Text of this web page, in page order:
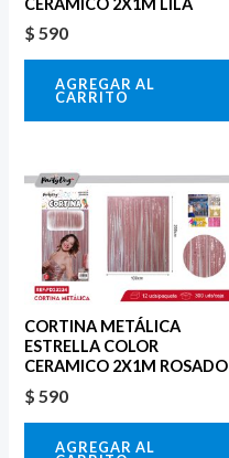
$ 590
AGREGAR AL
CARRITO
CORTINA METÁLICA
ESTRELLA COLOR
CERAMICO 2X1M ROSADO
$ 590
AGREGAR AL